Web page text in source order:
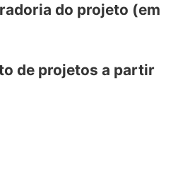
do projeto (em
de projetos a partir